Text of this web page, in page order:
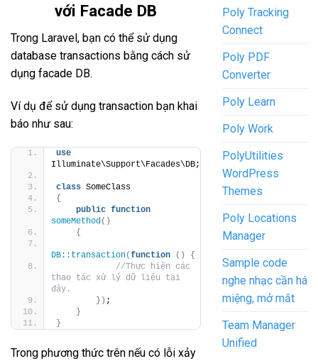
với Facade DB
Trong Laravel, bạn có thể sử dụng
database transactions bằng cách sử
dụng facade DB.
Ví dụ để sử dụng transaction bạn khai
báo như sau:
use
Illuminate\Support\Facades\DB;
class SomeClass
{
public function
someMethod()
{
DB::transaction(function ()
{
//Thực hiện các
thao tác xử lý dữ liệu tại
đây.
}) ;
}
}
Trong phương thức trên nếu có lỗi xảy
Poly Tracking
Connect
Poly PDF
Converter
Poly Learn
Poly Work
PolyUtilities
WordPress
Themes
Poly Locations
Manager
Sample code
nghe nhạc cần há
miệng, mở mắt
Team Manager
Unified